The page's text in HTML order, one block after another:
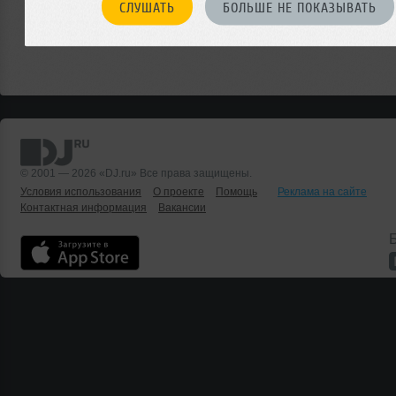
СЛУШАТЬ БОЛЬШЕ НЕ ПОКАЗЫВАТЬ
© 2001 — 2026 «DJ.ru» Все права защищены.
Условия использования
О проекте Помощь
Реклама на сайте
Контактная информация
Вакансии